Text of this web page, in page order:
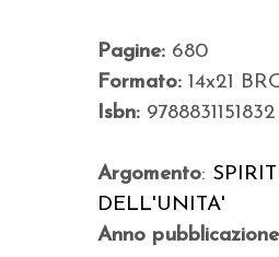
Pagine: 680
Formato: 14x21
Isbn: 9788831151832
Argomento:
DELL'UNITA'
Anno